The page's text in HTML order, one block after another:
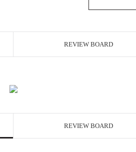
REVIEW BOARD
REVIEW BOARD